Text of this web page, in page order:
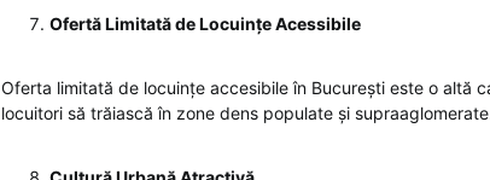
Ofertă Limitată de Locuințe Acessibile
Oferta limitată de locuințe accesibile în București este o altă
locuitori să trăiască în zone dens populate și